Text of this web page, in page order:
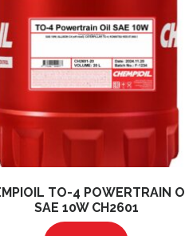
TO-4 POWERTRAIN
SAE 10W CH2601